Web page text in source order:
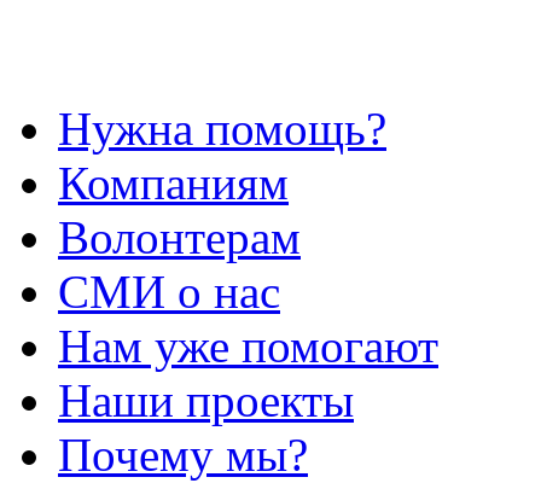
Нужна помощь?
Компаниям
Волонтерам
СМИ о нас
Нам уже помогают
Наши проекты
Почему мы?